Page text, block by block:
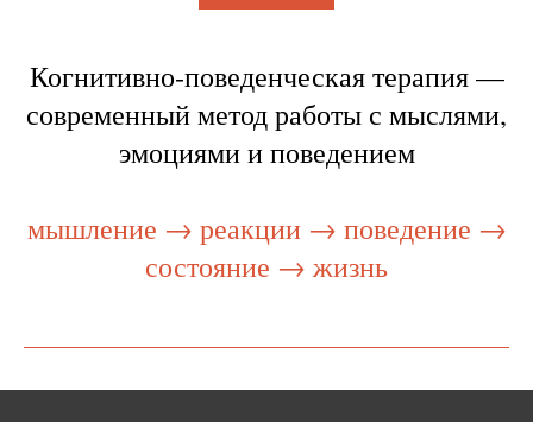
Когнитивно‑поведенческая терапия —
современный метод работы с мыслями,
эмоциями и поведением
мышление → реакции → поведение →
состояние → жизнь